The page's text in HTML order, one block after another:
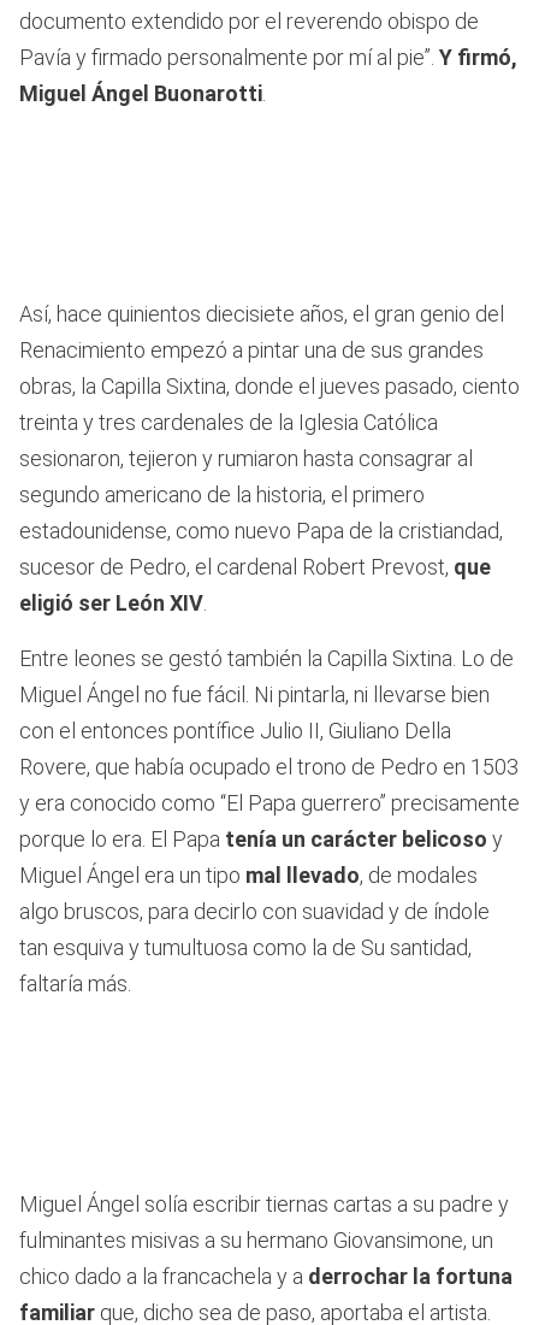
documento extendido por el reverendo obispo de
Pavía y firmado personalmente por mí al pie”. Y firmó,
Miguel Ángel Buonarotti.
Así, hace quinientos diecisiete años, el gran genio del
Renacimiento empezó a pintar una de sus grandes
obras, la Capilla Sixtina, donde el jueves pasado, ciento
treinta y tres cardenales de la Iglesia Católica
sesionaron, tejieron y rumiaron hasta consagrar al
segundo americano de la historia, el primero
estadounidense, como nuevo Papa de la cristiandad,
sucesor de Pedro, el cardenal Robert Prevost, que
eligió ser León XIV.
Entre leones se gestó también la Capilla Sixtina. Lo de
Miguel Ángel no fue fácil. Ni pintarla, ni llevarse bien
con el entonces pontífice Julio II, Giuliano Della
Rovere, que había ocupado el trono de Pedro en 1503
y era conocido como “El Papa guerrero” precisamente
porque lo era. El Papa tenía un carácter belicoso y
Miguel Ángel era un tipo mal llevado, de modales
algo bruscos, para decirlo con suavidad y de índole
tan esquiva y tumultuosa como la de Su santidad,
faltaría más.
Miguel Ángel solía escribir tiernas cartas a su padre y
fulminantes misivas a su hermano Giovansimone, un
chico dado a la francachela y a derrochar la fortuna
familiar que, dicho sea de paso, aportaba el artista.